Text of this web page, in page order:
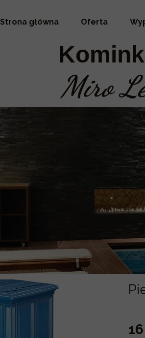
Strona główna Oferta
Miro